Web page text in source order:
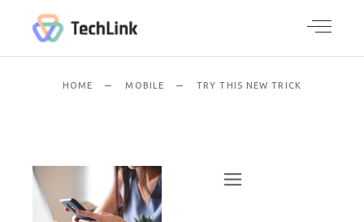
HOME MOBILE TRY THIS NEW TRICK